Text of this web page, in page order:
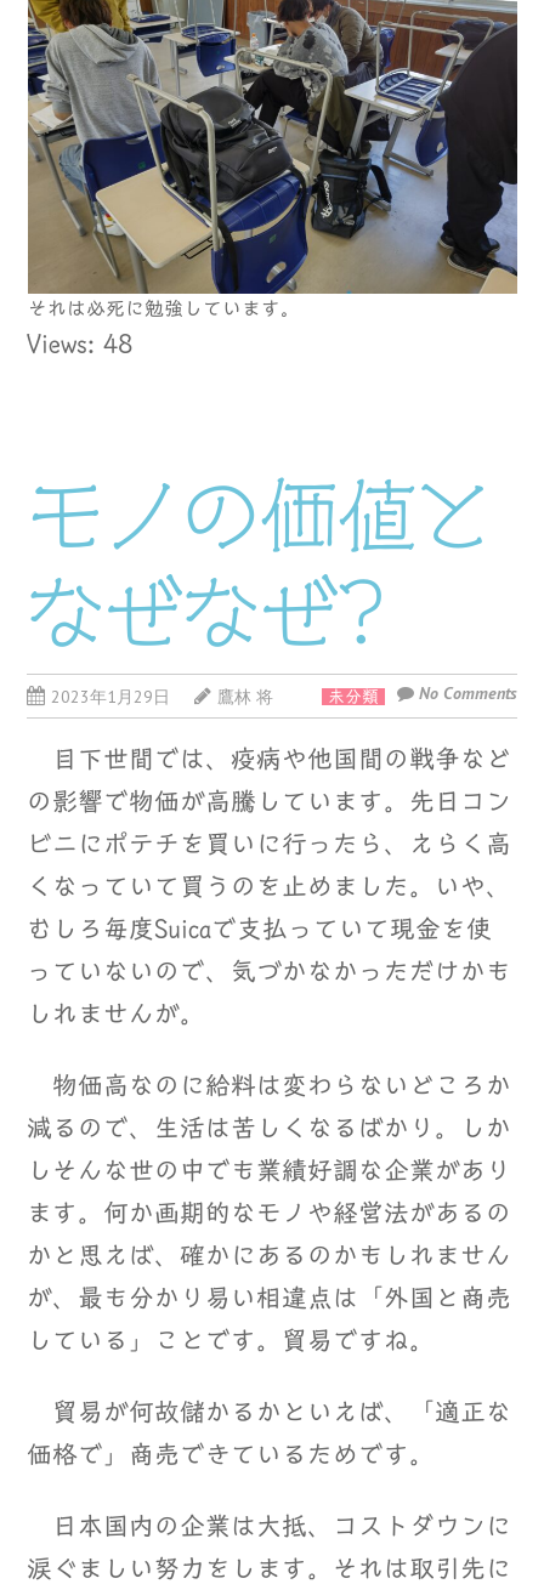
それは必死に勉強しています。
Views: 48
モノの価値と
なぜなぜ?
2023年1月29日 鷹林 将 未分類 No Comments
目下世間では、疫病や他国間の戦争など
の影響で物価が高騰しています。先日コン
ビニにポテチを買いに行ったら、えらく高
くなっていて買うのを止めました。いや、
むしろ毎度Suicaで支払っていて現金を使
っていないので、気づかなかっただけかも
しれませんが。
物価高なのに給料は変わらないどころか
減るので、生活は苦しくなるばかり。しか
しそんな世の中でも業績好調な企業があり
ます。何か画期的なモノや経営法があるの
かと思えば、確かにあるのかもしれません
が、最も分かり易い相違点は「外国と商売
している」ことです。貿易ですね。
貿易が何故儲かるかといえば、「適正な
価格で」商売できているためです。
日本国内の企業は大抵、コストダウンに
涙ぐましい努力をします。それは取引先に